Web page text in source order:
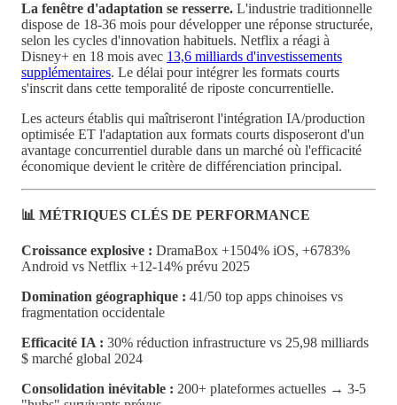
La fenêtre d'adaptation se resserre. L'industrie traditionnelle
dispose de 18-36 mois pour développer une réponse structurée,
selon les cycles d'innovation habituels. Netflix a réagi à
Disney+ en 18 mois avec 13,6 milliards d'investissements
supplémentaires. Le délai pour intégrer les formats courts
s'inscrit dans cette temporalité de riposte concurrentielle.
Les acteurs établis qui maîtriseront l'intégration IA/production
optimisée ET l'adaptation aux formats courts disposeront d'un
avantage concurrentiel durable dans un marché où l'efficacité
économique devient le critère de différenciation principal.
📊 MÉTRIQUES CLÉS DE PERFORMANCE
Croissance explosive : DramaBox +1504% iOS, +6783%
Android vs Netflix +12-14% prévu 2025
Domination géographique : 41/50 top apps chinoises vs
fragmentation occidentale
Efficacité IA : 30% réduction infrastructure vs 25,98 milliards
$ marché global 2024
Consolidation inévitable : 200+ plateformes actuelles → 3-5